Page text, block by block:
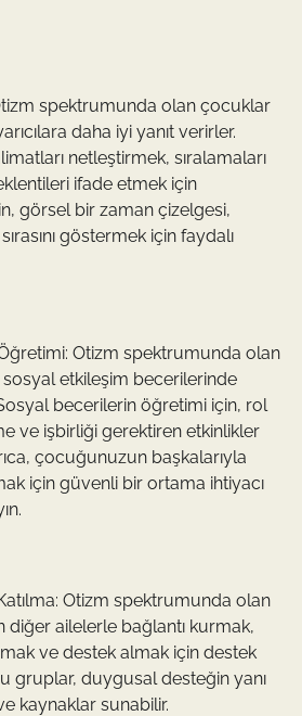
spektrumunda olan çocuklar
daha iyi yanıt verirler.
netleştirmek, sıralamaları
ifade etmek için
görsel bir zaman çizelgesi,
göstermek için faydalı
Otizm spektrumunda olan
etkileşim becerilerinde
becerilerin öğretimi için, rol
ve işbirliği gerektiren etkinlikler
çocuğunuzun başkalarıyla
için güvenli bir ortama ihtiyacı
Otizm spektrumunda olan
ailelerle bağlantı kurmak,
ve destek almak için destek
gruplar, duygusal desteğin yanı
kaynaklar sunabilir.